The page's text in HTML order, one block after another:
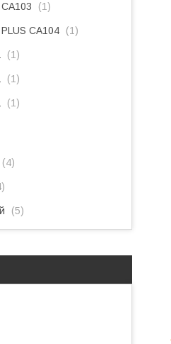
1
CA104 1
1
1
1
4
5